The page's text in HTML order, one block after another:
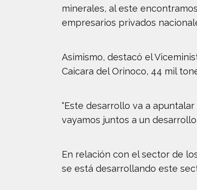
minerales, al este
empresarios privados
Asimismo, destacó el
Caicara del Orinoco, 44 mil
“Este desarrollo va a
vayamos juntos a un
En relación con el sector de
se está desarrollando este